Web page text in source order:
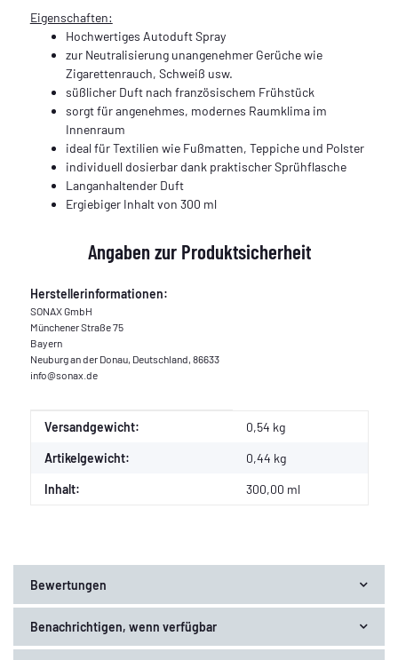
Eigenschaften:
Hochwertiges Autoduft Spray
zur Neutralisierung unangenehmer Gerüche wie
Zigarettenrauch, Schweiß usw.
süßlicher Duft nach französischem Frühstück
sorgt für angenehmes, modernes Raumklima im
Innenraum
ideal für Textilien wie Fußmatten, Teppiche und Polster
individuell dosierbar dank praktischer Sprühflasche
Langanhaltender Duft
Ergiebiger Inhalt von 300 ml
Angaben zur Produktsicherheit
Herstellerinformationen:
SONAX GmbH
Münchener Straße 75
Bayern
Neuburg an der Donau, Deutschland, 86633
info@sonax.de
Produkteigenschaft
Wert
Versandgewicht: 0,54 kg
Artikelgewicht: 0,44 kg
Inhalt: 300,00 ml
Bewertungen
Benachrichtigen, wenn verfügbar